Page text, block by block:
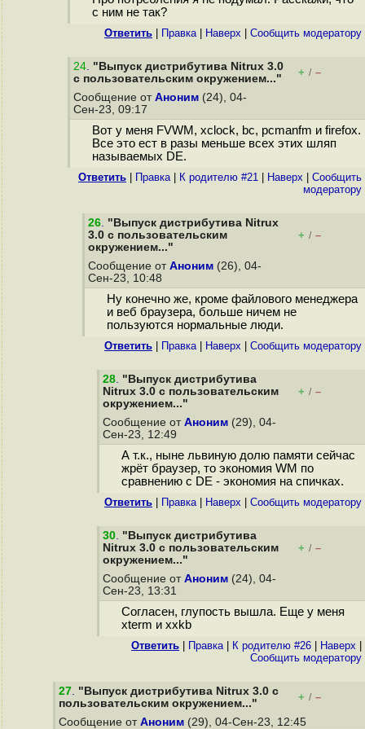
с ним не так?
Ответить Правка| Наверх Cообщить модератору
24. "Выпуск дистрибутива Nitrux 3.0
с пользовательским окружением..."
+ / –
Сообщение от Аноним (24), 04-
Сен-23, 09:17
Вот у меня FVWM, xclock, bc, pcmanfm и firefox.
Все это ест в разы меньше всех этих шляп
называемых DE.
Ответить Правка| К родителю #21 Наверх
Cообщить
модератору
26. "Выпуск дистрибутива Nitrux
3.0 с пользовательским
окружением..."
+ / –
Сообщение от Аноним (26), 04-
Сен-23, 10:48
Ну конечно же, кроме файлового менеджера
и веб браузера, больше ничем не
пользуются нормальные люди.
Ответить Правка| Наверх Cообщить модератору
28. "Выпуск дистрибутива
Nitrux 3.0 с пользовательским
окружением..."
+ / –
Сообщение от Аноним (29), 04-
Сен-23, 12:49
А т.к., ныне львиную долю памяти сейчас
жрёт браузер, то экономия WM по
сравнению с DE - экономия на спичках.
Ответить Правка| Наверх Cообщить модератору
30. "Выпуск дистрибутива
Nitrux 3.0 с пользовательским
окружением..."
+ / –
Сообщение от Аноним (24), 04-
Сен-23, 13:31
Согласен, глупость вышла. Еще у меня
xterm и xxkb
Ответить Правка| К родителю #26 Наверх
Cообщить модератору
27. "Выпуск дистрибутива Nitrux 3.0 с
пользовательским окружением..."
+ / –
Сообщение от Аноним (29), 04-Сен-23, 12:45